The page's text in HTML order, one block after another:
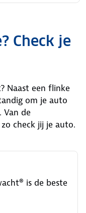
Check je
Naast een flinke
om je auto
Van de
check jij je auto.
is de beste